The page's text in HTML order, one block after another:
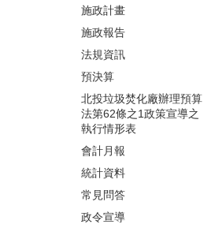
施政計畫
施政報告
法規資訊
預決算
北投垃圾焚化廠辦理預算
法第62條之1政策宣導之
執行情形表
會計月報
統計資料
常見問答
政令宣導